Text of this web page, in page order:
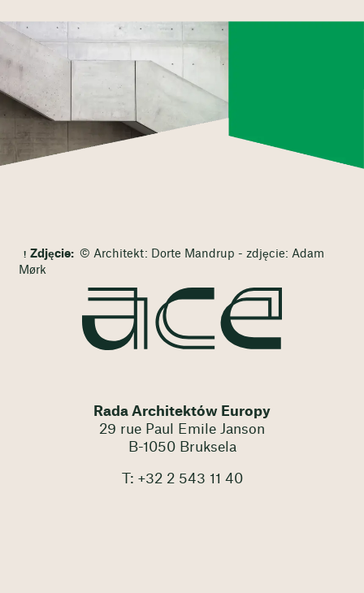
Zdjęcie: © Architekt: Dorte Mandrup - zdjęcie: Adam
Mørk
Rada Architektów Europy
29 rue Paul Emile Janson
B-1050 Bruksela
T: +32 2 543 11 40